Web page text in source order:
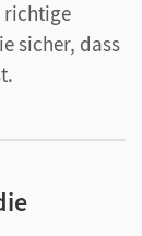
richtige
sicher, dass